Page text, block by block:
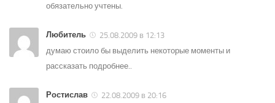
обязательно учтены.
Любитель
25.08.2009 в 12:13
думаю стоило бы выделить некоторые моменты и
рассказать подробнее..
Ростислав 22.08.2009 в 20:16